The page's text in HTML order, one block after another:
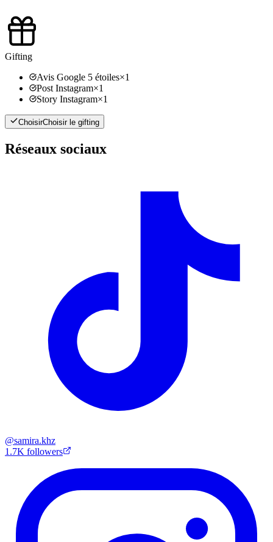
Gifting
Avis Google 5 étoiles×1
Post Instagram×1
Story Instagram×1
ChoisirChoisir le gifting
Réseaux sociaux
@samira.khz
1.7K followers